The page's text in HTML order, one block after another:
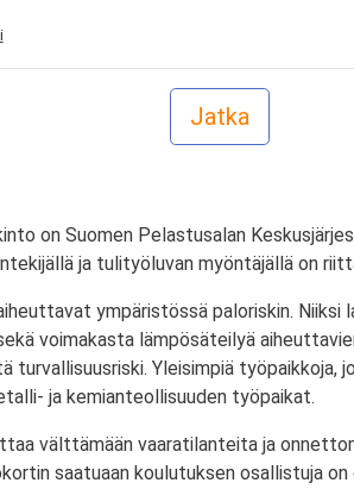
on Suomen Pelastusalan
ja tulityöluvan myöntäjällä on
ympäristössä paloriskin. Niiksi
voimakasta lämpösäteilyä
turvallisuusriski. Yleisimpiä työpaikkoja,
ja kemianteollisuuden työpaikat.
välttämään vaaratilanteita ja
saatuaan koulutuksen osallistuja on